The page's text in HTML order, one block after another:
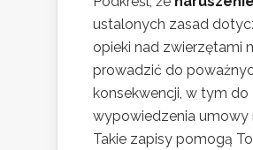
ustalonych zasad
opieki nad zwierzętami
prowadzić do
konsekwencji, w tym do
wypowiedzenia umowy
Takie zapisy pomogą